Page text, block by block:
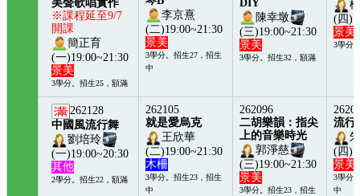
美聲歌唱實作
※課程延至9/7
開課
簡正育
(一)19:00~21:30
景美
3學分。招生25，額滿
李京熹
(二)19:00~21:30
景美
3學分。招生27，招生
中
DIY
陳幸墩
(三)19:00~21:30
景美
3學分。招生32，額滿
(四
景美
3學分
262128
中國風流行舞
劉培玲
(一)19:00~20:30
其他
2學分。招生22，額滿
262105
就是愛烏克
王欣華
(二)19:00~21:30
木柵
3學分。招生23，招生
中
262096
二胡樂韻：指尖
上的音樂時光
郭淨慈
(三)19:00~21:30
景美
3學分。招生23，招生
流行
(四
景美
3學分
中